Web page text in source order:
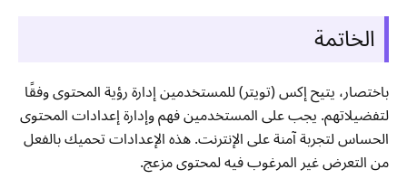
الخاتمة
باختصار، يتيح إكس (تويتر) للمستخدمين إدارة رؤية المحتوى وفقًا
لتفضيلاتهم. يجب على المستخدمين فهم وإدارة إعدادات المحتوى
الحساس لتجربة آمنة على الإنترنت. هذه الإعدادات تحميك بالفعل
من التعرض غير المرغوب فيه لمحتوى مزعج.